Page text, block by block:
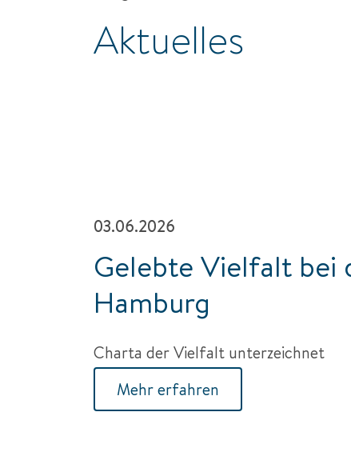
Aktuelles
03.06.2026
Gelebte Vielfalt bei
Hamburg
Charta der Vielfalt unterzeichnet
Mehr erfahren